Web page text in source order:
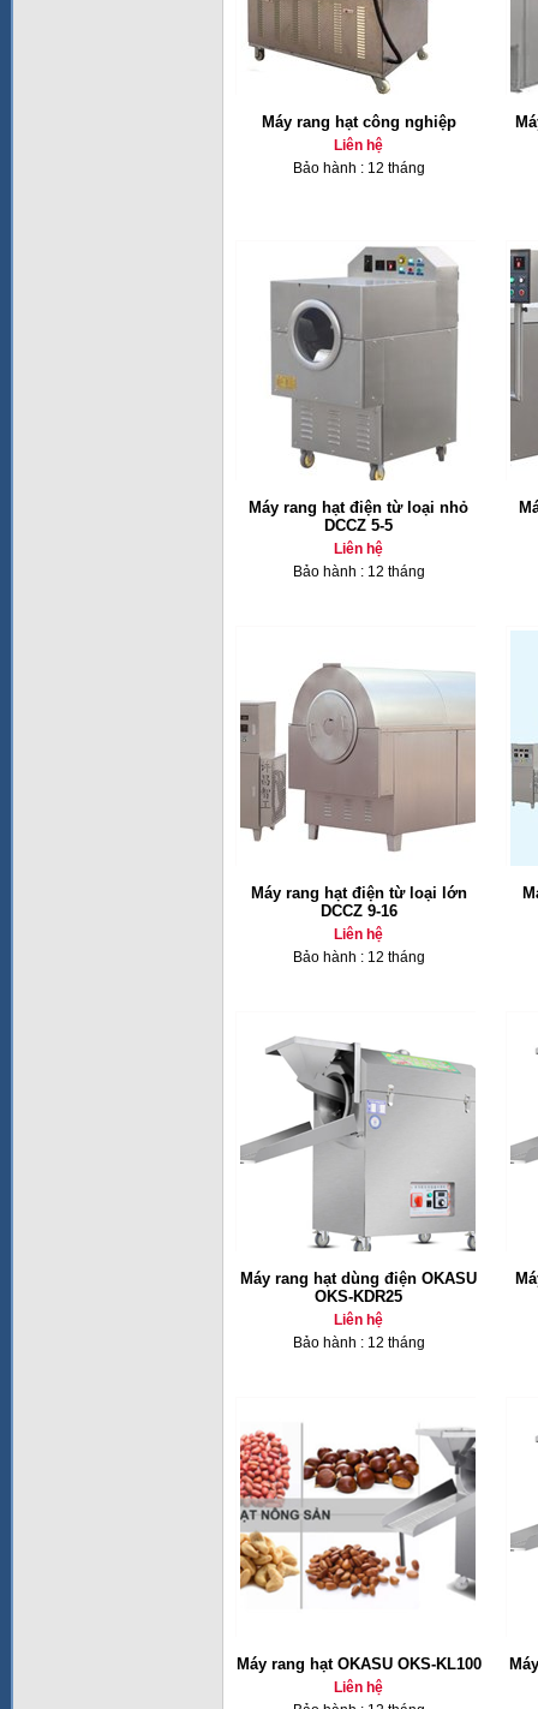
Máy rang hạt công nghiệp
Liên hệ
Bảo hành : 12 tháng
Máy rang hạt điện từ loại nhỏ
DCCZ 5-5
Liên hệ
Bảo hành : 12 tháng
Máy rang hạt điện từ loại lớn
DCCZ 9-16
Liên hệ
Bảo hành : 12 tháng
Máy rang hạt dùng điện OKASU
OKS-KDR25
Liên hệ
Bảo hành : 12 tháng
Máy rang hạt OKASU OKS-KL100
Liên hệ